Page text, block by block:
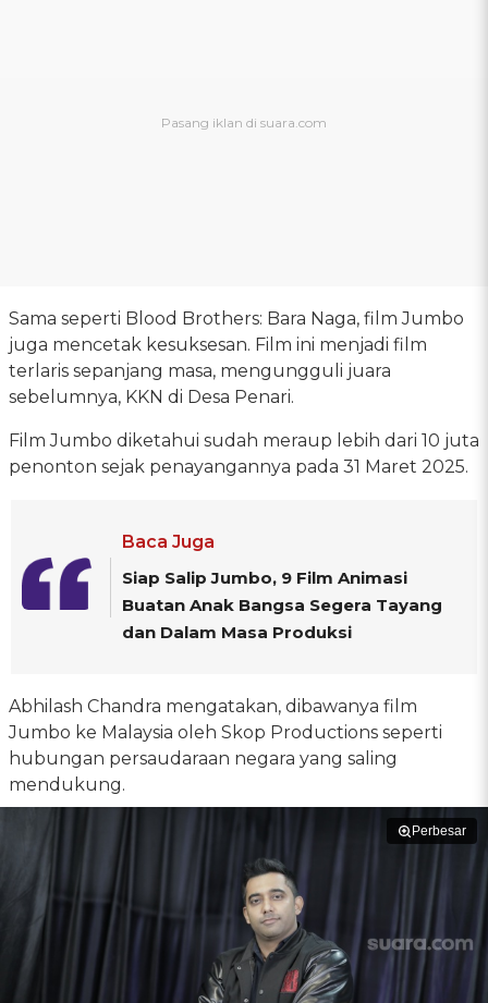
Sama seperti Blood Brothers: Bara Naga, film Jumbo
juga mencetak kesuksesan. Film ini menjadi film
terlaris sepanjang masa, mengungguli juara
sebelumnya, KKN di Desa Penari.
Film Jumbo diketahui sudah meraup lebih dari 10 juta
penonton sejak penayangannya pada 31 Maret 2025.
Baca Juga
Siap Salip Jumbo, 9 Film Animasi
Buatan Anak Bangsa Segera Tayang
dan Dalam Masa Produksi
Abhilash Chandra mengatakan, dibawanya film
Jumbo ke Malaysia oleh Skop Productions seperti
hubungan persaudaraan negara yang saling
mendukung.
Perbesar